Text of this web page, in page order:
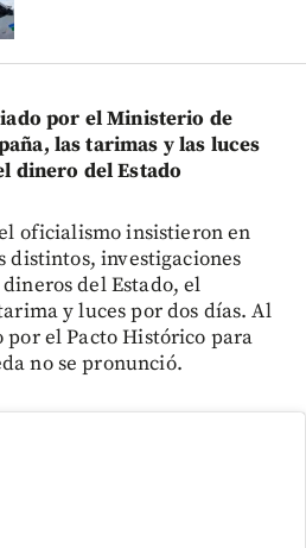
por el Ministerio de
las tarimas y las luces
dinero del Estado
oficialismo insistieron en
distintos, investigaciones
del Estado, el
y luces por dos días. Al
por el Pacto Histórico para
no se pronunció.